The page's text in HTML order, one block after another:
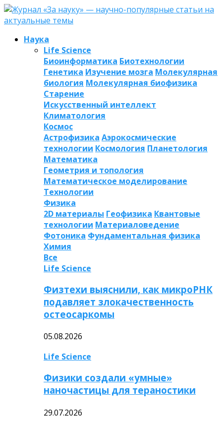
Наука
Life Science
Биоинформатика Биотехнологии
Генетика Изучение мозга Молекулярная
биология Молекулярная биофизика
Старение
Искусственный интеллект
Климатология
Космос
Астрофизика Аэрокосмические
технологии Космология Планетология
Математика
Геометрия и топология
Математическое моделирование
Технологии
Физика
2D материалы Геофизика Квантовые
технологии Материаловедение
Фотоника Фундаментальная физика
Химия
Все
Life Science
Физтехи выяснили, как микроРНК
подавляет злокачественность
остеосаркомы
05.08.2026
Life Science
Физики создали «умные»
наночастицы для тераностики
29.07.2026